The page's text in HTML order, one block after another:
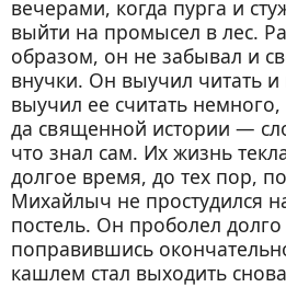
вечерами, когда пурга и
выйти на промысел в лес.
образом, он не забывал и
внучки. Он выучил читать и
выучил ее считать
да священной истории —
что знал сам. Их жизнь
долгое время, до тех пор,
Михайлыч не простудился
постель. Он проболел
поправившись
кашлем стал выходить